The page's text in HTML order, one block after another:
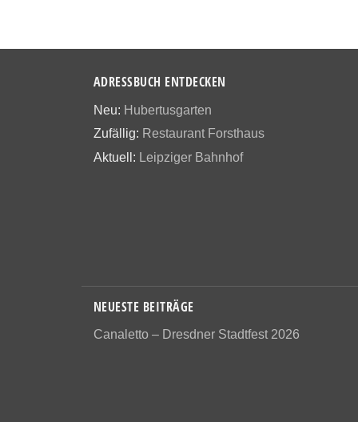
ADRESSBUCH ENTDECKEN
Neu: Hubertusgarten
Zufällig: Restaurant Forsthaus
Aktuell: Leipziger Bahnhof
NEUESTE BEITRÄGE
Canaletto – Dresdner Stadtfest 2026